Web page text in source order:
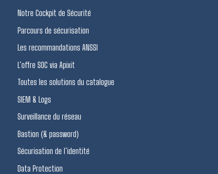
Notre Cockpit de Sécurité
Parcours de sécurisation
Les recommandations ANSSI
L’offre SOC via Apixit
Toutes les solutions du catalogue
SIEM & Logs
Surveillance du réseau
Bastion (& password)
Sécurisation de l’identité
Data Protection